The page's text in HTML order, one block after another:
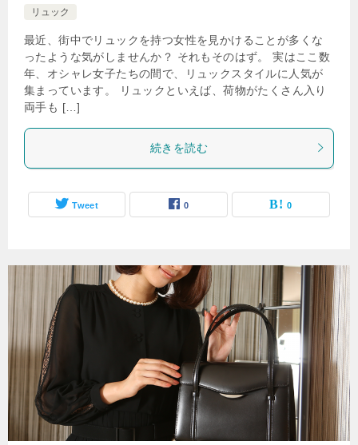
リュック
最近、街中でリュックを持つ女性を見かけることが多くな
ったような気がしませんか？ それもそのはず。 実はここ数
年、オシャレ女子たちの間で、リュックスタイルに人気が
集まっています。 リュックといえば、荷物がたくさん入り
両手も […]
続きを読む
Tweet 0 0